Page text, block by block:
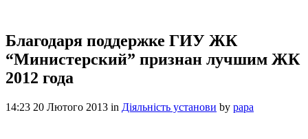
Благодаря поддержке ГИУ ЖК
“Министерский” признан лучшим ЖК
2012 года
14:23 20 Лютого 2013 in Діяльність установи by papa